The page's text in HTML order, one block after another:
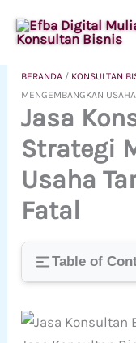
ke
BERANDA / KONSULTAN
MENGEMBANGKAN
Jasa
Strategi
Usaha
Fatal
Table of